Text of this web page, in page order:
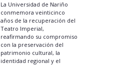
La Universidad de Nariño
conmemora veinticinco
años de la recuperación del
Teatro Imperial,
reafirmando su compromiso
con la preservación del
patrimonio cultural, la
identidad regional y el